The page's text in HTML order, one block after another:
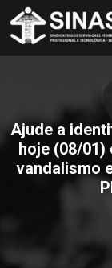
Ajude a
hoje (08/
vandalismo